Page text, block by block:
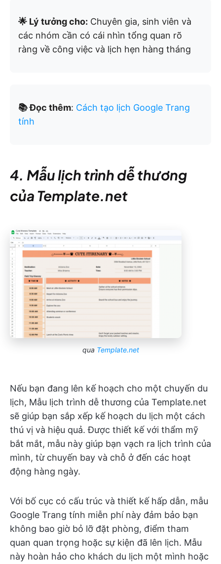
🌟 Lý tưởng cho: Chuyên gia, sinh viên và
các nhóm cần có cái nhìn tổng quan rõ
ràng về công việc và lịch hẹn hàng tháng
📚 Đọc thêm: Cách tạo lịch Google Trang
tính
4. Mẫu lịch trình dễ thương
của Template.net
qua Template.net
Nếu bạn đang lên kế hoạch cho một chuyến du
lịch, Mẫu lịch trình dễ thương của Template.net
sẽ giúp bạn sắp xếp kế hoạch du lịch một cách
thú vị và hiệu quả. Được thiết kế với thẩm mỹ
bắt mắt, mẫu này giúp bạn vạch ra lịch trình của
mình, từ chuyến bay và chỗ ở đến các hoạt
động hàng ngày.
Với bố cục có cấu trúc và thiết kế hấp dẫn, mẫu
Google Trang tính miễn phí này đảm bảo bạn
không bao giờ bỏ lỡ đặt phòng, điểm tham
quan quan trọng hoặc sự kiện đã lên lịch. Mẫu
này hoàn hảo cho khách du lịch một mình hoặc